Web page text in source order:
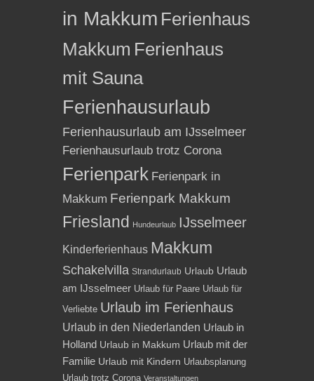
in Makkum Ferienhaus
Makkum Ferienhaus
mit Sauna
Ferienhausurlaub
Ferienhausurlaub am IJsselmeer
Ferienhausurlaub trotz Corona
Ferienpark Ferienpark in
Makkum Ferienpark Makkum
Friesland Hundeurlaub IJsselmeer
Kinderferienhaus Makkum
Schakelvilla Strandurlaub Urlaub Urlaub
am IJsselmeer Urlaub für Paare Urlaub für
Verliebte Urlaub im Ferienhaus
Urlaub in den Niederlanden Urlaub in
Holland Urlaub in Makkum Urlaub mit der
Familie Urlaub mit Kindern Urlaubsplanung
Urlaub trotz Corona Veranstaltungen